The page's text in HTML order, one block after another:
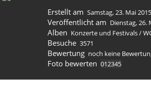
Erstellt am Samstag, 23. Mai 2015
Veröffentlicht am Dienstag, 26.
Alben Konzerte und Festivals/
Besuche 3571
Bewertung noch keine
Foto bewerten